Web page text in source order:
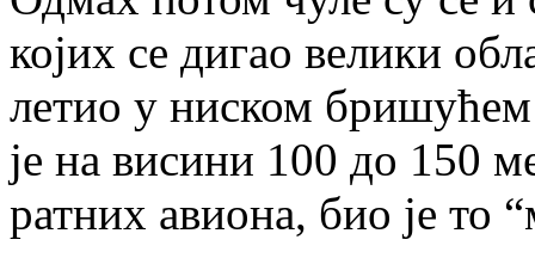
којих се дигао велики
летио у ниском бришућем
је на висини 100 до 150
ратних авиона, био је то